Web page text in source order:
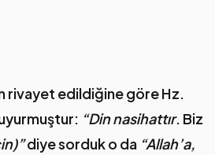
rivayet edildiğine göre Hz.
“Din nasihattır. Biz
diye sorduk o da “Allah’a,